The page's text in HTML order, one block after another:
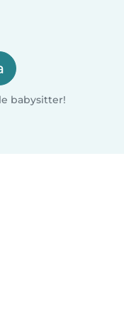
babysitter!